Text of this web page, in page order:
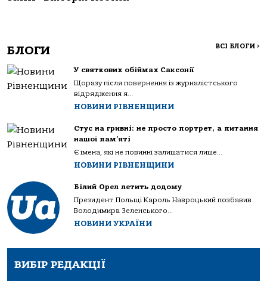
БЛОГИ ВСІ БЛОГИ >
У святкових обіймах Саксонії
Щоразу після повернення із журналістського
відрядження я...
НОВИНИ РІВНЕНЩИНИ
Стус на гривні: не просто портрет, а питання
нашої пам’яті
Є імена, які не повинні залишатися лише...
НОВИНИ РІВНЕНЩИНИ
Білий Орел летить додому
Президент Польщі Кароль Навроцький позбавив
Володимира Зеленського...
НОВИНИ УКРАЇНИ
ВИБІР РЕДАКЦІЇ